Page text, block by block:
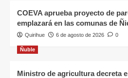
COEVA aprueba proyecto de
emplazará en las comunas de
Quirihue 6 de agosto de 2026 0
Ñuble
Ministro de agricultura decreta